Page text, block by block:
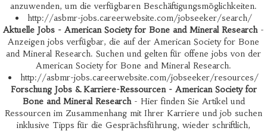
anzuwenden, um die verfügbaren Beschäftigungsmöglichkeiten.
http://asbmr-jobs.careerwebsite.com/jobseeker/search/
Aktuelle Jobs - American Society for Bone and Mineral Research-
Anzeigen jobs verfügbar, die auf der American Society for Bone
and Mineral Research. Suchen und gelten für offene jobs von der
American Society for Bone and Mineral Research.
http://asbmr-jobs.careerwebsite.com/jobseeker/resources/
Forschung Jobs & Karriere-Ressourcen - American Society for
Bone and Mineral Research- Hier finden Sie Artikel und
Ressourcen im Zusammenhang mit Ihrer Karriere und job suchen
inklusive Tipps für die Gesprächsführung, wieder schriftlich,